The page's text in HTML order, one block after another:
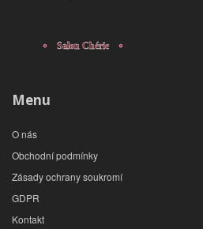
Menu
O nás
Obchodní podmínky
Zásady ochrany soukromí
GDPR
Kontakt